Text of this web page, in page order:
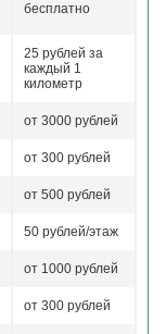
бесплатно
25 рублей за
каждый 1
километр
от 3000 рублей
от 300 рублей
от 500 рублей
50 рублей/этаж
от 1000 рублей
от 300 рублей